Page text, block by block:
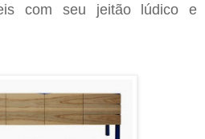
com seu jeitão lúdico e